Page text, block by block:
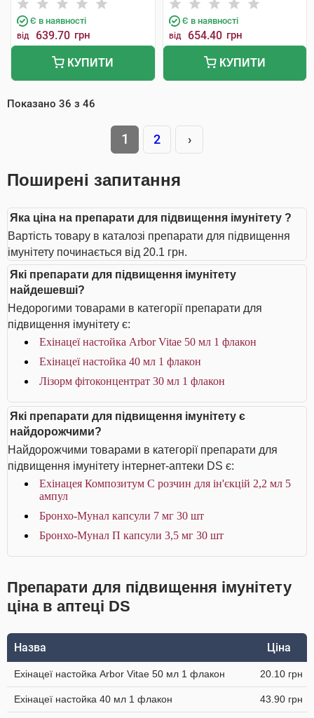
Є в наявності
від 639.70 грн
КУПИТИ
Є в наявності
від 654.40 грн
КУПИТИ
Показано 36 з 46
1 2 ›
Поширені запитання
Яка ціна на препарати для підвищення імунітету ?
Вартість товару в каталозі препарати для підвищення
імунітету починається від 20.1 грн.
Які препарати для підвищення імунітету
найдешевші?
Недорогими товарами в категорії препарати для
підвищення імунітету є:
Ехінацеї настойка Arbor Vitae 50 мл 1 флакон
Ехінацеї настойка 40 мл 1 флакон
Лізорм фітоконцентрат 30 мл 1 флакон
Які препарати для підвищення імунітету є
найдорожчими?
Найдорожчими товарами в категорії препарати для
підвищення імунітету інтернет-аптеки DS є:
Ехінацея Композитум С розчин для ін'єкцій 2,2 мл 5
ампул
Бронхо-Мунал капсули 7 мг 30 шт
Бронхо-Мунал П капсули 3,5 мг 30 шт
Препарати для підвищення імунітету
ціна в аптеці DS
Назва Ціна
Ехінацеї настойка Arbor Vitae 50 мл 1 флакон 20.10 грн
Ехінацеї настойка 40 мл 1 флакон 43.90 грн